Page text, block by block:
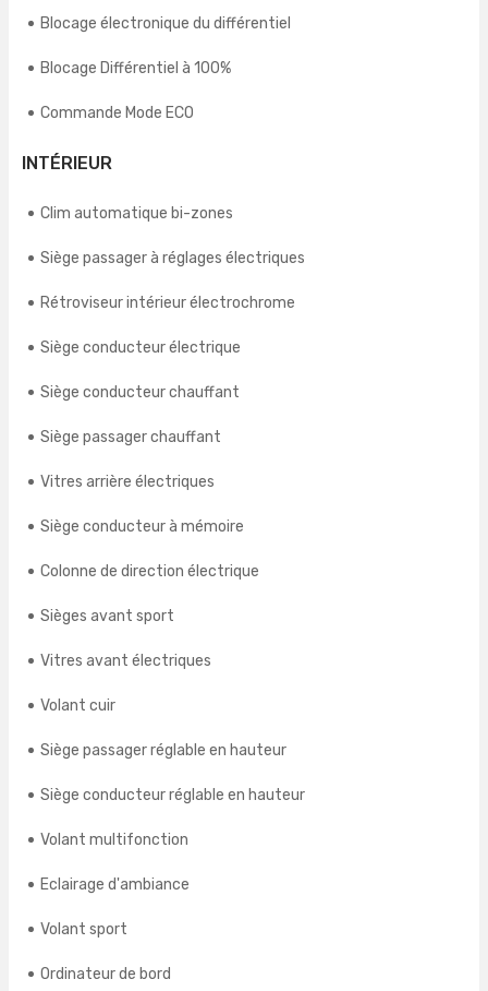
Blocage électronique du différentiel
Blocage Différentiel à 100%
Commande Mode ECO
INTÉRIEUR
Clim automatique bi-zones
Siège passager à réglages électriques
Rétroviseur intérieur électrochrome
Siège conducteur électrique
Siège conducteur chauffant
Siège passager chauffant
Vitres arrière électriques
Siège conducteur à mémoire
Colonne de direction électrique
Sièges avant sport
Vitres avant électriques
Volant cuir
Siège passager réglable en hauteur
Siège conducteur réglable en hauteur
Volant multifonction
Eclairage d'ambiance
Volant sport
Ordinateur de bord